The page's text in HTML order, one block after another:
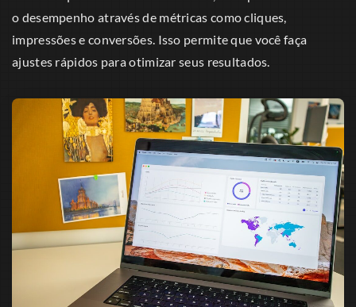
o desempenho através de métricas como cliques,
impressões e conversões. Isso permite que você faça
ajustes rápidos para otimizar seus resultados.